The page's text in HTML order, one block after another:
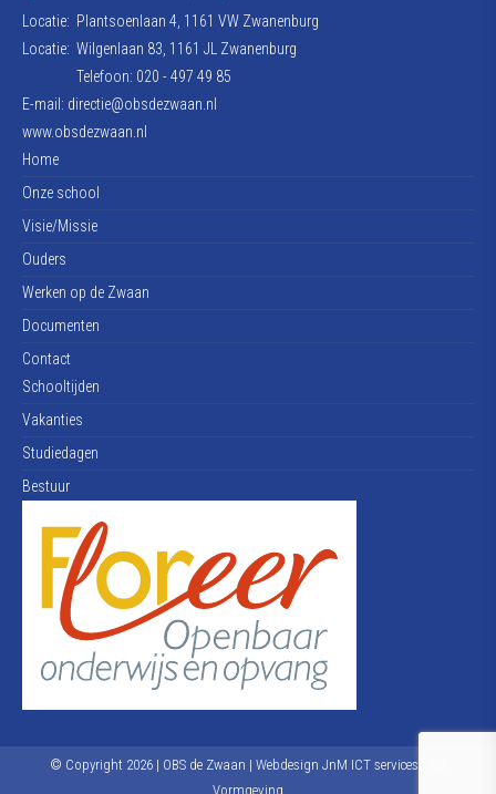
Locatie: Plantsoenlaan 4, 1161 VW Zwanenburg
Locatie: Wilgenlaan 83, 1161 JL Zwanenburg
Telefoon: 020 - 497 49 85
E-mail: directie@obsdezwaan.nl
www.obsdezwaan.nl
Home
Onze school
Visie/Missie
Ouders
Werken op de Zwaan
Documenten
Contact
Schooltijden
Vakanties
Studiedagen
Bestuur
© Copyright 2026| OBS de Zwaan | Webdesign JnM ICT services
Vormgeving